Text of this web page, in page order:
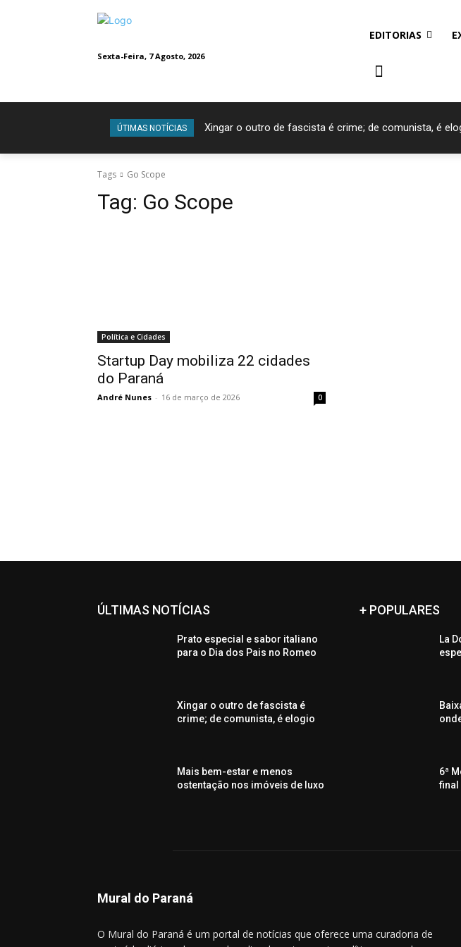
Sexta-Feira, 7 Agosto, 2026
EDITORIAS
ÚTIMAS NOTÍCIAS Xingar o outro de fascista é crime; de comunista, é
Tags Go Scope
Tag: Go Scope
Política e Cidades
Startup Day mobiliza 22 cidades
do Paraná
André Nunes - 16 de março de 2026 0
ÚLTIMAS NOTÍCIAS
Prato especial e sabor italiano
para o Dia dos Pais no Romeo
Xingar o outro de fascista é
crime; de comunista, é elogio
Mais bem-estar e menos
ostentação nos imóveis de luxo
+ POPULARES
La
6ª
final
Mural do Paraná
O Mural do Paraná é um portal de notícias que oferece uma curadoria de